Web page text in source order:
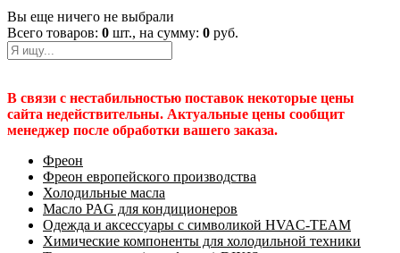
Вы еще ничего не выбрали
Всего товаров: 0 шт., на сумму: 0 руб.
В связи с нестабильностью поставок некоторые цены
сайта недействительны. Актуальные цены сообщит
менеджер после обработки вашего заказа.
Фреон
Фреон европейского производства
Холодильные масла
Масло PAG для кондиционеров
Одежда и аксессуары с символикой HVAC-TEAM
Химические компоненты для холодильной техники